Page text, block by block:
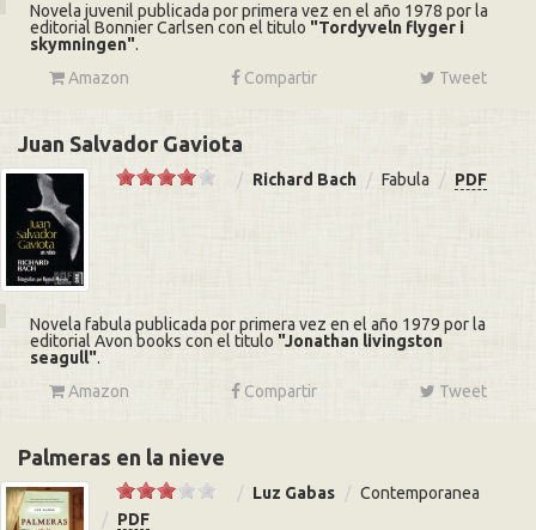
Novela juvenil publicada por primera vez en el año 1978 por la
editorial Bonnier Carlsen con el titulo
Tordyveln flyger i
skymningen .
Amazon
Compartir Tweet
Juan Salvador Gaviota
Richard Bach Fabula PDF
Novela fabula publicada por primera vez en el año 1979 por la
editorial Avon books con el titulo
Jonathan livingston
seagull .
Amazon
Compartir Tweet
Palmeras en la nieve
Luz Gabas
Contemporanea
PDF